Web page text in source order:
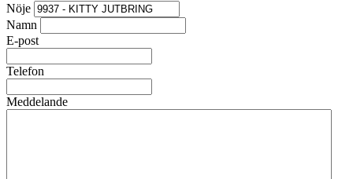
Nöje
Namn
E-post
Telefon
Meddelande